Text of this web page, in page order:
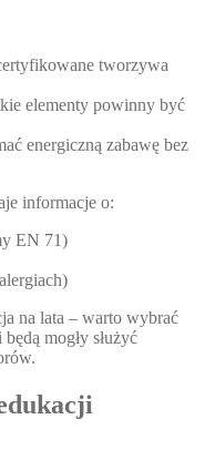
tworzywa
elementy powinny być
energiczną zabawę bez
informacje o:
EN 71)
na lata – warto wybrać
mogły służyć